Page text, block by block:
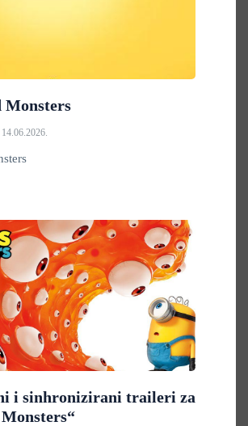
Monsters
14.06.2026.
i sinhronizirani traileri za